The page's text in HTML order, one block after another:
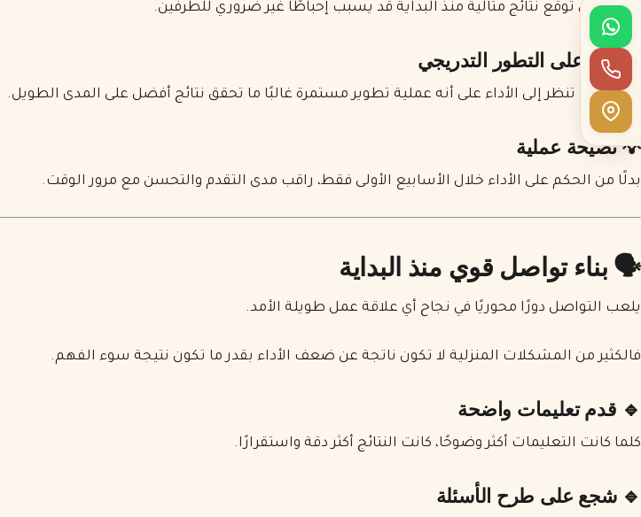
ولهذا فإن توقع نتائج مثالية منذ البداية قد يسبب إحباطًا غير ضروري للطرفين.
🔹 ركز على التطور التدريجي
الأسر التي تنظر إلى الأداء على أنه عملية تطوير مستمرة غالبًا ما تحقق نتائج أفضل على المدى الطويل.
💡 نصيحة عملية
بدلًا من الحكم على الأداء خلال الأسابيع الأولى فقط، راقب مدى التقدم والتحسن مع مرور الوقت.
🗣️ بناء تواصل قوي منذ البداية
يلعب التواصل دورًا محوريًا في نجاح أي علاقة عمل طويلة الأمد.
فالكثير من المشكلات المنزلية لا تكون ناتجة عن ضعف الأداء بقدر ما تكون نتيجة سوء الفهم.
🔹 قدم تعليمات واضحة
كلما كانت التعليمات أكثر وضوحًا، كانت النتائج أكثر دقة واستقرارًا.
🔹 شجع على طرح الأسئلة